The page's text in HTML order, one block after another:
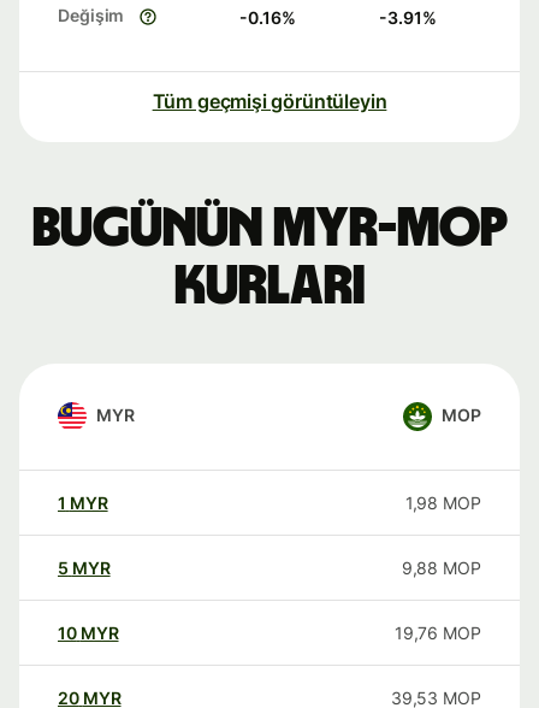
Değişim -0.16% -3.91%
Tüm geçmişi görüntüleyin
Bugünün MYR-MOP
kurları
MYR MOP
1 MYR 1,98 MOP
5 MYR 9,88 MOP
10 MYR 19,76 MOP
20 MYR 39,53 MOP